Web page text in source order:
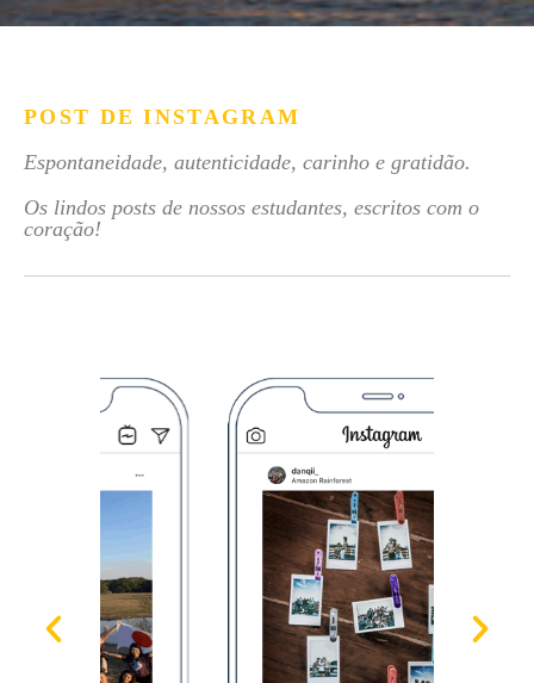
POST DE INSTAGRAM
Espontaneidade, autenticidade, carinho e gratidão.
Os lindos posts de nossos estudantes, escritos com o
coração!